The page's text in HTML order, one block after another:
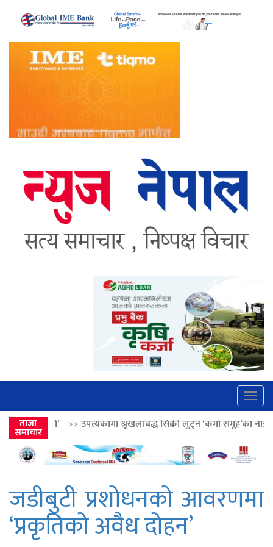
ताजा
समाचार
श्रृंखलाबद्ध सिक्री लुट्ने ‘कर्मा समूह’का नाइकेसहित पाँच पक्राउ >>
जडीबुटी प्रशोधनको आवरणमा
‘प्रकृतिको अवैध दोहन’